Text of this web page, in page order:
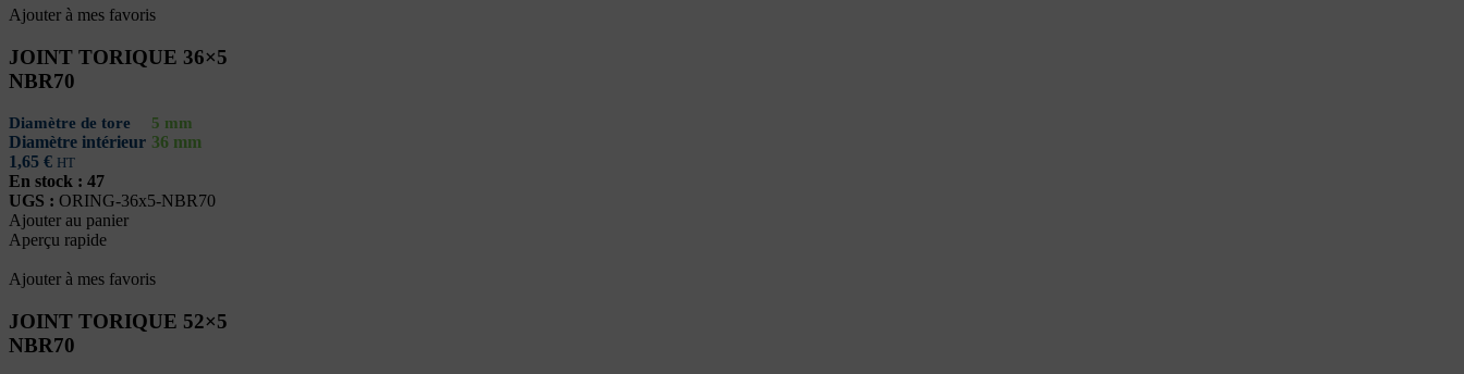
Ajouter à mes favoris
JOINT TORIQUE 36×5
NBR70
Diamètre de tore 5 mm
Diamètre intérieur 36 mm
1,65 € HT
En stock : 47
UGS : ORING-36x5-NBR70
Ajouter au panier
Aperçu rapide
Ajouter à mes favoris
JOINT TORIQUE 52×5
NBR70